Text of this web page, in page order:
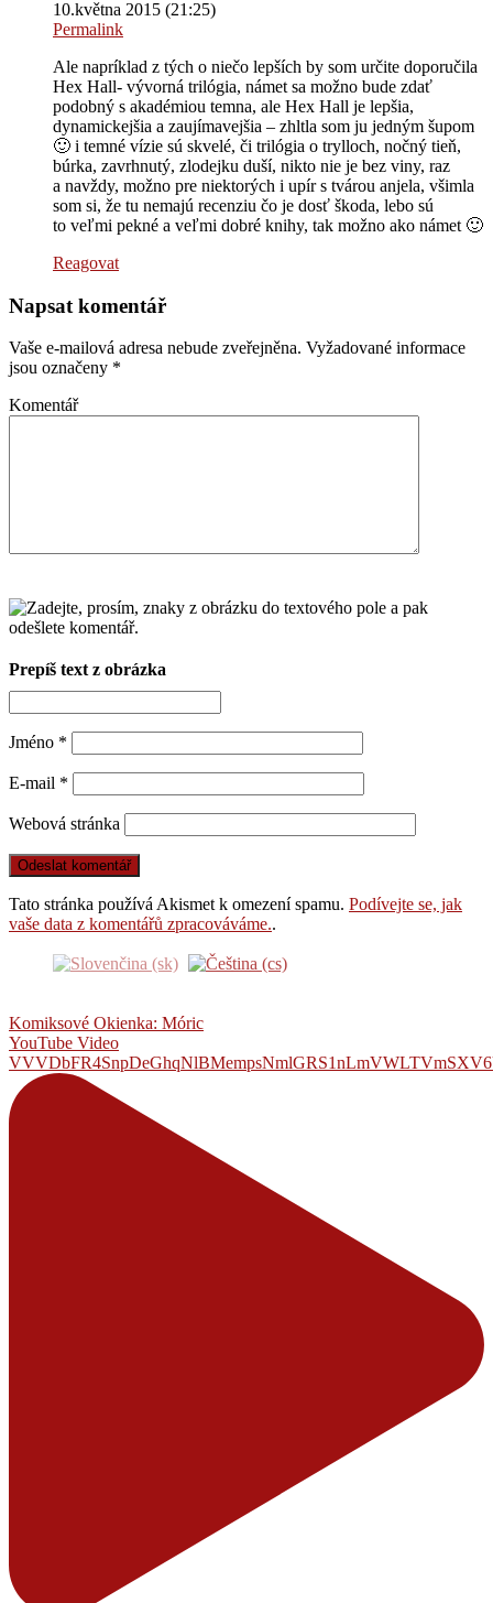
10.května 2015 (21:25)
Permalink
Ale napríklad z tých o niečo lepších by som určite doporučila
Hex Hall- vývorná trilógia, námet sa možno bude zdať
podobný s akadémiou temna, ale Hex Hall je lepšia,
dynamickejšia a zaujímavejšia – zhltla som ju jedným šupom
🙂 i temné vízie sú skvelé, či trilógia o trylloch, nočný tieň,
búrka, zavrhnutý, zlodejku duší, nikto nie je bez viny, raz
a navždy, možno pre niektorých i upír s tvárou anjela, všimla
som si, že tu nemajú recenziu čo je dosť škoda, lebo sú
to veľmi pekné a veľmi dobré knihy, tak možno ako námet 🙂
Reagovat
Napsat komentář
Vaše e-mailová adresa nebude zveřejněna. Vyžadované informace
jsou označeny *
Komentář
Prepíš text z obrázka
Jméno *
E-mail *
Webová stránka
Tato stránka používá Akismet k omezení spamu. Podívejte se, jak
vaše data z komentářů zpracováváme..
Komiksové Okienka: Móric
YouTube Video